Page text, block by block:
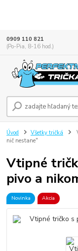
0909 110 821
(Po-Pia, 8-16 hod.)
Úvod Všetky tričká
nič nestane"
Vtipné
pivo a
Novinka Akcia